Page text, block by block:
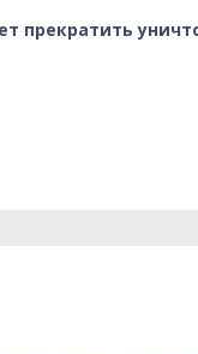
прекратить